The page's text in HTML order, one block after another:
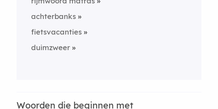
achterbanks
fietsvacanties
duimzweer
Woorden die beginnen met